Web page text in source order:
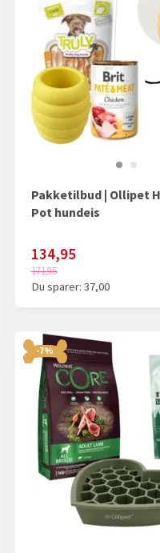
Pakketilbud | Ollipet
Pot hundeis
134,95
171,95
Du sparer: 37,00
-7%